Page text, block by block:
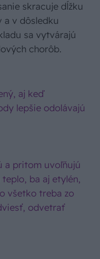
skracuje dĺžku
a v dôsledku
sa vytvárajú
chorôb.
aj keď
lepšie odolávajú
a pritom uvoľňujú
ba aj etylén,
všetko treba zo
odvetrať